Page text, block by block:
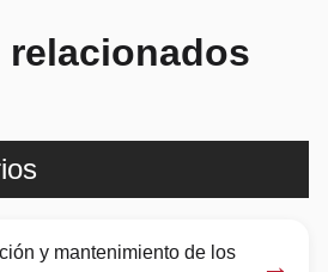
y mantenimiento de los
→